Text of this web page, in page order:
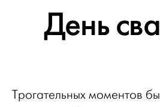
День
Трогательных моментов